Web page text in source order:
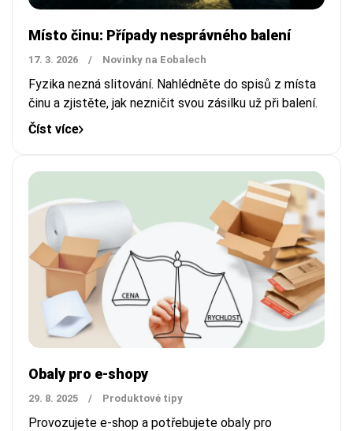
Místo činu: Případy nesprávného balení
17. 3. 2026 / Novinky na Eobalech
Fyzika nezná slitování. Nahlédněte do spisů z místa
činu a zjistěte, jak nezničit svou zásilku už při balení.
Číst více
Obaly pro e-shopy
29. 8. 2025 / Produktové tipy
Provozujete e-shop a potřebujete obaly pro